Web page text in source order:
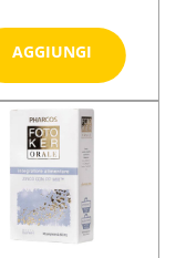
AGGIUNGI
Aggiungi
30CPS al
carrello
Informazioni
su BIRETIX
30CPS